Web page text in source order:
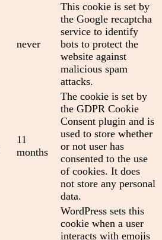
never
This cookie is set by
the Google recaptcha
service to identify
bots to protect the
website against
malicious spam
attacks.
11
months
The cookie is set by
the GDPR Cookie
Consent plugin and is
used to store whether
or not user has
consented to the use
of cookies. It does
not store any personal
data.
WordPress sets this
cookie when a user
interacts with emojis